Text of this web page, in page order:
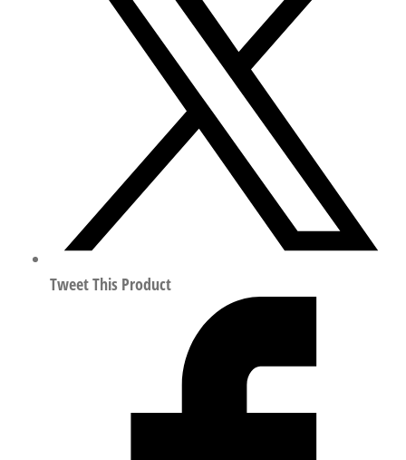
8022038
数Tweet This Product